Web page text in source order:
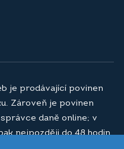
je prodávající povinen
Zároveň je povinen
daně online; v
nejpozději do 48 hodin.